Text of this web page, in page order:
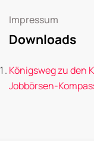
Impressum
Downloads
Königsweg zu den
Jobbörsen-